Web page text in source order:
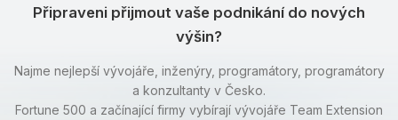
Připraveni přijmout vaše podnikání do nových
výšin?
Najme nejlepší vývojáře, inženýry, programátory, programátory
a konzultanty v Česko.
Fortune 500 a začínající firmy vybírají vývojáře Team Extension